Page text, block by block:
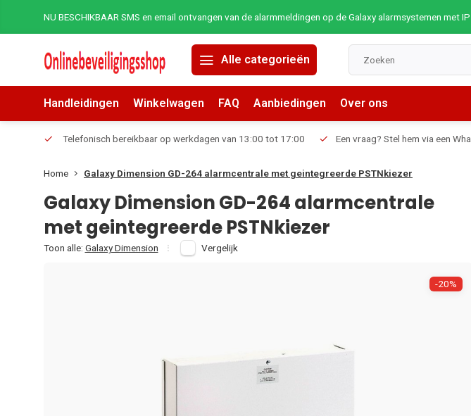
NU BESCHIKBAAR SMS en email ontvangen van de alarmmeldingen op de Galaxy alarmsystemen met
Alle categorieën
Handleidingen Winkelwagen FAQ Aanbiedingen Over ons
Telefonisch bereikbaar op werkdagen van 13:00 tot 17:00 Een vraag? Stel hem via een
Home Galaxy Dimension GD-264 alarmcentrale met geintegreerde PSTNkiezer
Galaxy Dimension GD-264 alarmcentrale
met geintegreerde PSTNkiezer
Toon alle: Galaxy Dimension Vergelijk
-20%